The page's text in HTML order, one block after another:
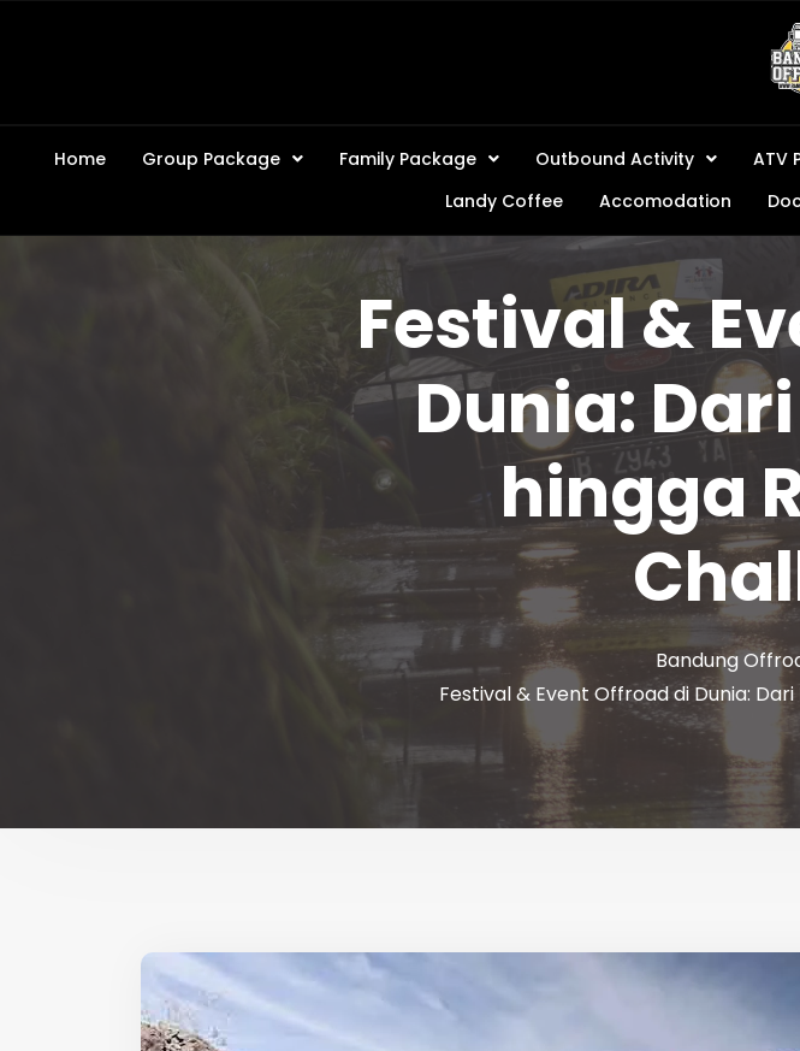
Home Group Package Family Package Outbound Activity ATV
Landy Coffee
Accomodation
Festival &
Dunia:
hingga
Bandung
Festival & Event Offroad di Dunia: